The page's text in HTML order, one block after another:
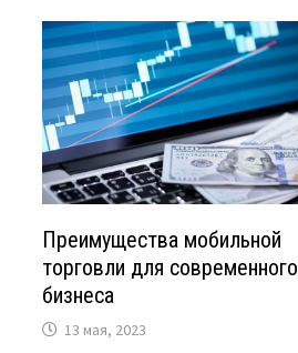
Преимущества мобильной
торговли для современного
бизнеса
13 мая, 2023